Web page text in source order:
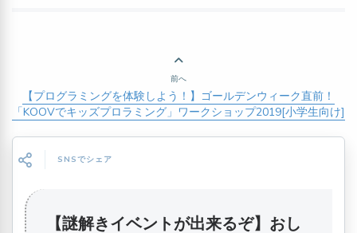
前へ
【プログラミングを体験しよう！】ゴールデンウィーク直前！
「KOOVでキッズプロラミング」ワークショップ2019[小学生向け]
SNSでシェア
【謎解きイベントが出来るぞ】おし